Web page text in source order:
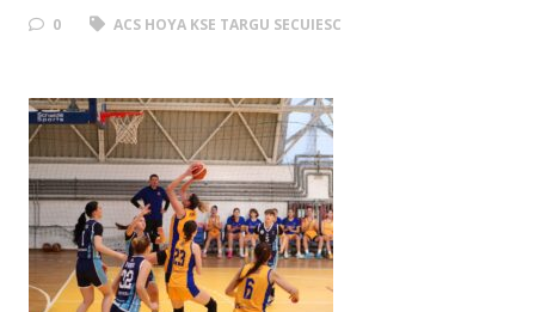
0 ACS HOYA KSE TARGU SECUIESC